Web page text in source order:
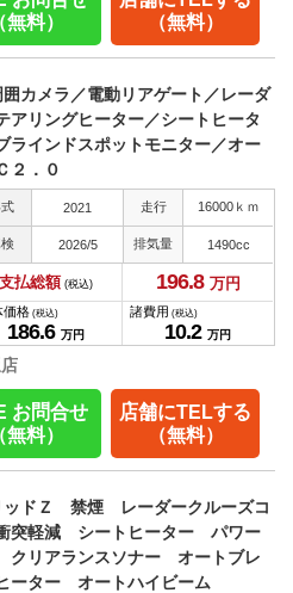
無料） （無料）
カメラ／電動リアゲート／レーダ
アリングヒーター／シートヒータ
ラインドスポットモニター／オー
２．０
2021 走行 16000ｋｍ
2026/5 排気量 1490cc
支払総額 (税込) 196.8 万円
価格 (税込)
186.6 万円
諸費用 (税込)
10.2 万円
お問合せ
無料）
店舗にTELする
（無料）
ッドＺ 禁煙 レーダークルーズコ
突軽減 シートヒーター パワー
リアランスソナー オートブレ
ーター オートハイビーム